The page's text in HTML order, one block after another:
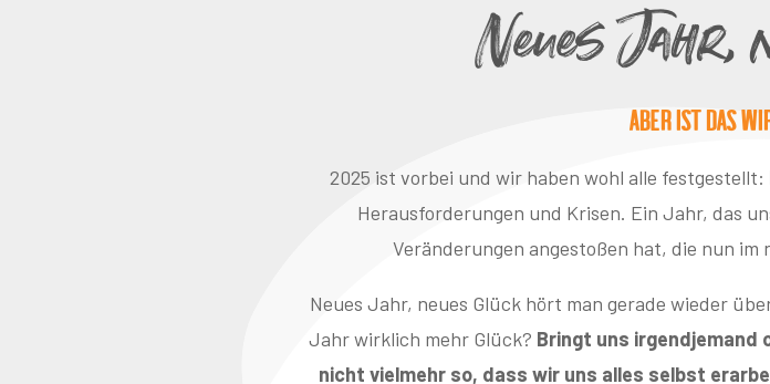
Neues Jahr,
aber ist das
2025 ist vorbei und wir haben wohl alle festgestellt:
Herausforderungen und Krisen. Ein Jahr, das
Veränderungen angestoßen hat, die nun
Neues Jahr, neues Glück hört man gerade wieder
Jahr wirklich mehr Glück? Bringt uns irgendjemand
nicht vielmehr so, dass wir uns alles selbst